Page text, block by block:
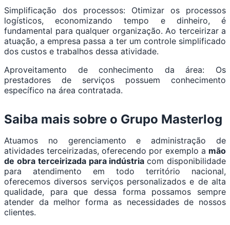
Simplificação dos processos: Otimizar os processos
logísticos, economizando tempo e dinheiro, é
fundamental para qualquer organização. Ao terceirizar a
atuação, a empresa passa a ter um controle simplificado
dos custos e trabalhos dessa atividade.
Aproveitamento de conhecimento da área: Os
prestadores de serviços possuem conhecimento
específico na área contratada.
Saiba mais sobre o Grupo Masterlog
Atuamos no gerenciamento e administração de
atividades terceirizadas, oferecendo por exemplo a mão
de obra terceirizada para indústriacom disponibilidade
para atendimento em todo território nacional,
oferecemos diversos serviços personalizados e de alta
qualidade, para que dessa forma possamos sempre
atender da melhor forma as necessidades de nossos
clientes.